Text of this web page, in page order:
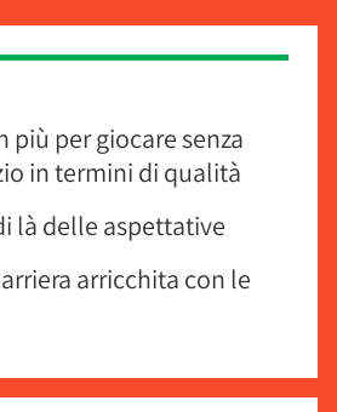
più per giocare senza
in termini di qualità
là delle aspettative
arricchita con le